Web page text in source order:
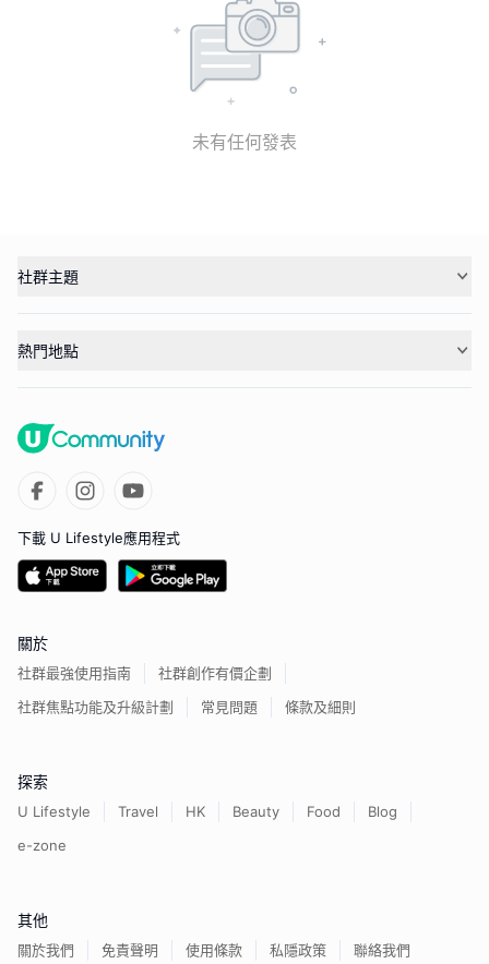
未有任何發表
社群主題
熱門地點
下載 U Lifestyle應用程式
關於
社群最強使用指南
社群創作有價企劃
社群焦點功能及升級計劃
常見問題 條款及細則
探索
U Lifestyle Travel HK Beauty Food
Blog
e-zone
其他
關於我們 免責聲明 使用條款 私隱政策 聯絡我們